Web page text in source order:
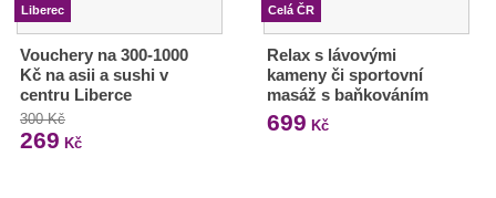
Liberec
Vouchery na 300-1000
Kč na asii a sushi v
centru Liberce
300 Kč
269 Kč
Celá ČR
Relax s lávovými
kameny či sportovní
masáž s baňkováním
699 Kč